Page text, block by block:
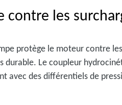
les
protège le moteur contre
Le coupleur
avec des différentiels de